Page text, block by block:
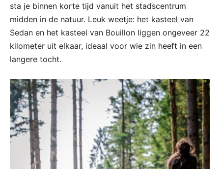
sta je binnen korte tijd vanuit het stadscentrum
midden in de natuur. Leuk weetje: het kasteel van
Sedan en het kasteel van Bouillon liggen ongeveer 22
kilometer uit elkaar, ideaal voor wie zin heeft in een
langere tocht.